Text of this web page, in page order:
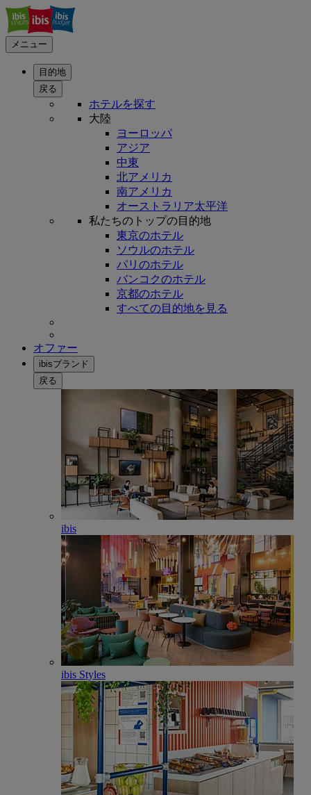
メニュー
目的地
戻る
ホテルを探す
大陸
ヨーロッパ
アジア
中東
北アメリカ
南アメリカ
オーストラリア太平洋
私たちのトップの目的地
東京のホテル
ソウルのホテル
パリのホテル
バンコクのホテル
京都のホテル
すべての目的地を見る
オファー
ibisブランド
戻る
ibis
ibis Styles